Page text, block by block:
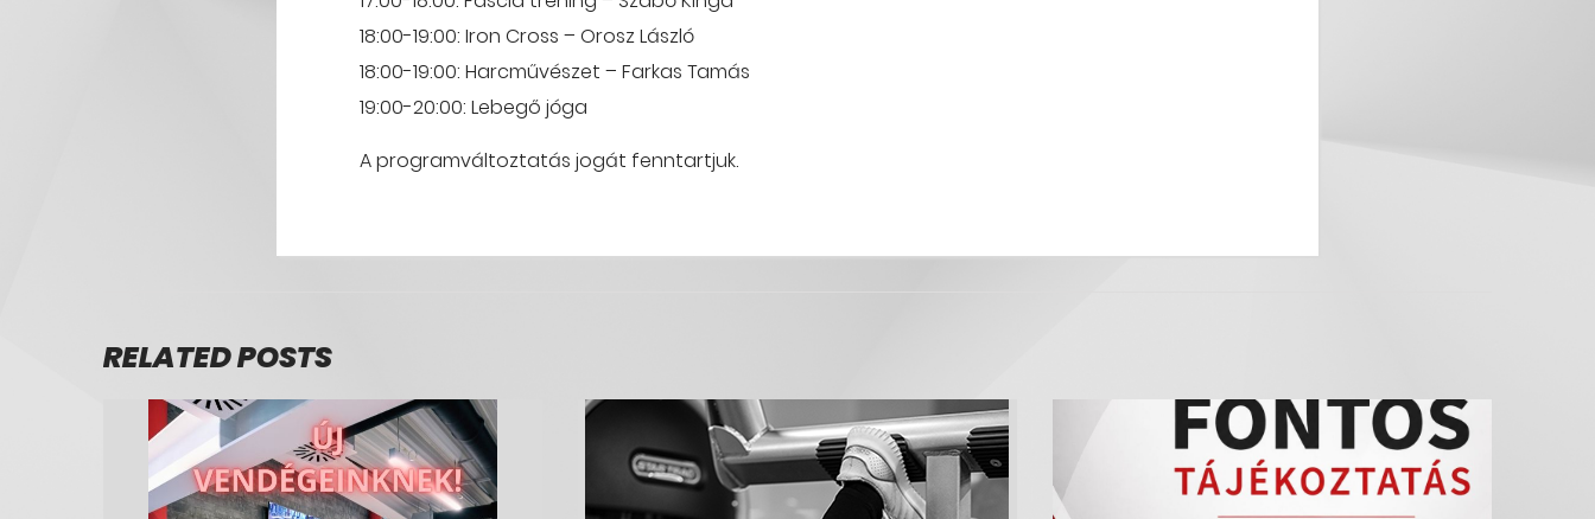
18:00-19:00: Iron Cross – Orosz László
18:00-19:00: Harcművészet – Farkas Tamás
19:00-20:00: Lebegő jóga
A programváltoztatás jogát fenntartjuk.
RELATED POSTS